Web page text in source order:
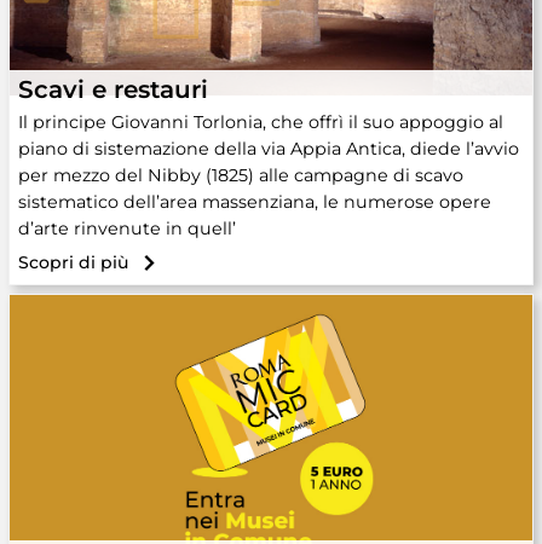
Scavi e restauri
Il principe Giovanni Torlonia, che offrì il suo appoggio al
piano di sistemazione della via Appia Antica, diede l’avvio
per mezzo del Nibby (1825) alle campagne di scavo
sistematico dell’area massenziana, le numerose opere
d’arte rinvenute in quell’
Scopri di più